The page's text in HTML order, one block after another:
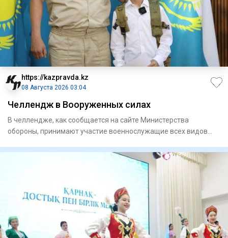
https://kazpravda.kz
08 Августа 2026 03:04
Челлендж в Вооруженных силах
В челлендже, как сообщается на сайте Министерства
обороны, принимают участие военнослужащие всех видов